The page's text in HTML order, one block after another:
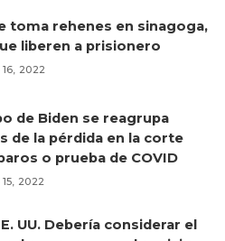
toma rehenes en sinagoga,
liberen a prisionero
2022
de Biden se reagrupa
de la pérdida en la corte
o prueba de COVID
2022
UU. Debería considerar el